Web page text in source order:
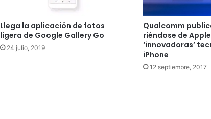
Llega la aplicación de fotos
ligera de Google Gallery Go
24 julio, 2019
Qualcomm
riéndose de
‘innovadoras’
iPhone
12 septiembre, 2017